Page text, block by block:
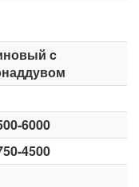
c
6000
4500